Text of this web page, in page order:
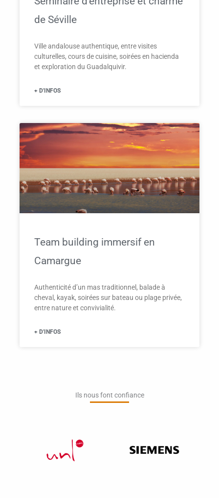
de Séville
Ville andalouse authentique, entre visites
culturelles, cours de cuisine, soirées en hacienda
et exploration du Guadalquivir.
+ D'INFOS
Team building immersif en
Camargue
Authenticité d’un mas traditionnel, balade à
cheval, kayak, soirées sur bateau ou plage privée,
entre nature et convivialité.
+ D'INFOS
Ils nous font confiance​